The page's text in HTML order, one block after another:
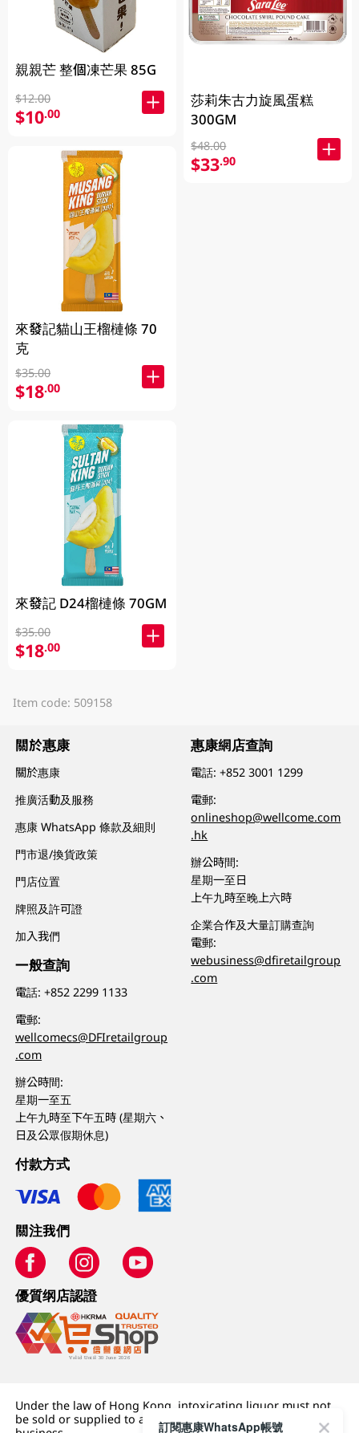
親親芒 整個凍芒果 85G
$12.00
$10.00
來發記貓山王榴槤條 70
克
$35.00
$18.00
來發記 D24榴槤條 70GM
$35.00
$18.00
莎莉朱古力旋風蛋糕
300GM
$48.00
$33.90
Item code: 509158
關於惠康
關於惠康
推廣活動及服務
惠康 WhatsApp 條款及細則
門市退/換貨政策
門店位置
牌照及許可證
加入我們
一般查詢
電話:+852 2299 1133
電郵:
wellcomecs@DFIretailgroup
.com
辦公時間:
星期一至五
上午九時至下午五時 (星期六、
日及公眾假期休息)
惠康網店查詢
電話:+852 3001 1299
電郵:
onlineshop@wellcome.com
.hk
辦公時間:
星期一至日
上午九時至晚上六時
企業合作及大量訂購查詢
電郵:
webusiness@dfiretailgroup
.com
付款方式
關注我們
優質纲店認證
Under the law of Hong Kong, intoxicating liquor must not
be sold or supplied to a minor (under 18) in the course of
訂閱惠康WhatsApp帳號